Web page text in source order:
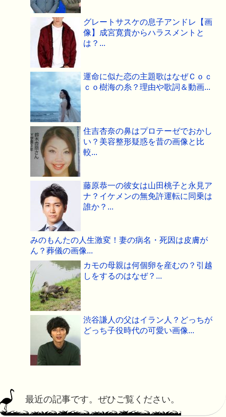
グレートサスケの息子アンドレ【画
像】成宮寛貴からハラスメントと
は？...
運命に似た恋の主題歌はなぜＣｏｃ
ｃｏ樹海の糸？理由や歌詞＆動画...
住吉杏奈の鼻はプロテーゼでおかし
い？美容整形疑惑を昔の画像と比
較...
藤原恭一の彼女は山田桃子と永見ア
ナ？イケメンの無免許運転に同乗は
誰か？...
みのもんたの人生激変！妻の病名・死因は皮膚が
ん？葬儀の画像...
カモの母親は何個卵を産むの？引越
しをするのはなぜ？...
渋谷謙人の父はイラン人？どっちが
どっち子役時代の可愛い画像...
最近の記事です。ぜひご覧ください。